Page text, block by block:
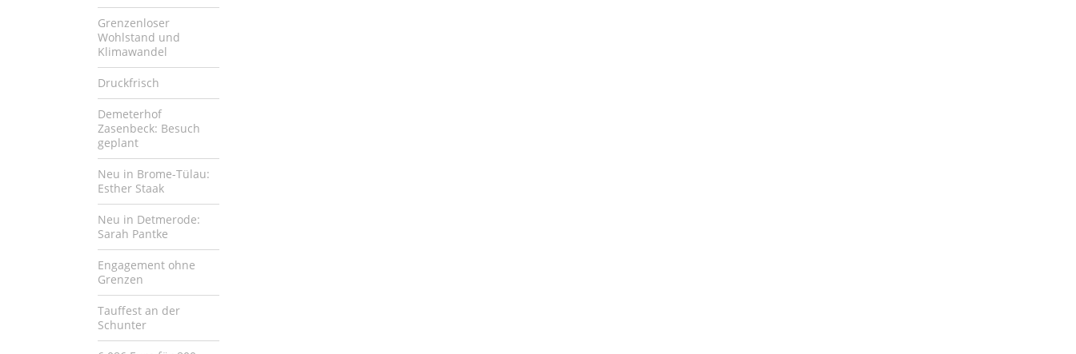
Grenzenloser
Wohlstand und
Klimawandel
Druckfrisch
Demeterhof
Zasenbeck: Besuch
geplant
Neu in Brome-Tülau:
Esther Staak
Neu in Detmerode:
Sarah Pantke
Engagement ohne
Grenzen
Tauffest an der
Schunter